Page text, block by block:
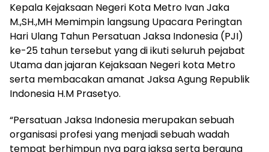
Kepala Kejaksaan Negeri Kota Metro Ivan Jaka
M.,SH.,MH Memimpin langsung Upacara Peringtan
Hari Ulang Tahun Persatuan Jaksa Indonesia (PJI)
ke-25 tahun tersebut yang di ikuti seluruh pejabat
Utama dan jajaran Kejaksaan Negeri kota Metro
serta membacakan amanat Jaksa Agung Republik
Indonesia H.M Prasetyo.
“Persatuan Jaksa Indonesia merupakan sebuah
organisasi profesi yang menjadi sebuah wadah
tempat berhimpun nya para jaksa serta berguna